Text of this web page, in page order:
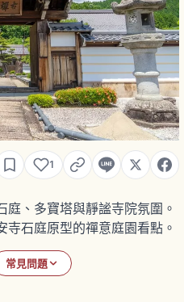
1
、多寶塔與靜謐寺院氛圍。
石庭原型的禪意庭園看點。
常見問題